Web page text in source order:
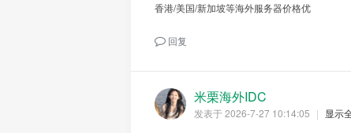
香港/美国/新加坡等海外服务器价格优
回复
米栗海外IDC
发表于 2026-7-27 10:14:05 | 显示